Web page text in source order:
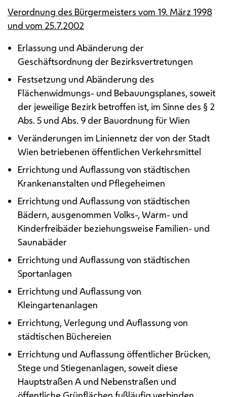
Verordnung des Bürgermeisters vom 19. März 1998
und vom 25.7.2002
Erlassung und Abänderung der
Geschäftsordnung der Bezirksvertretungen
Festsetzung und Abänderung des
Flächenwidmungs- und Bebauungsplanes, soweit
der jeweilige Bezirk betroffen ist, im Sinne des § 2
Abs. 5 undAbs. 9 der Bauordnung für Wien
Veränderungen im Liniennetz der von der Stadt
Wien betriebenen öffentlichen Verkehrsmittel
Errichtung und Auflassung von städtischen
Krankenanstalten und Pflegeheimen
Errichtung und Auflassung von städtischen
Bädern, ausgenommen Volks-, Warm- und
Kinderfreibäder beziehungsweise Familien- und
Saunabäder
Errichtung und Auflassung von städtischen
Sportanlagen
Errichtung und Auflassung von
Kleingartenanlagen
Errichtung, Verlegung und Auflassung von
städtischen Büchereien
Errichtung und Auflassung öffentlicher Brücken,
Stege und Stiegenanlagen, soweit diese
Hauptstraßen A und Nebenstraßen und